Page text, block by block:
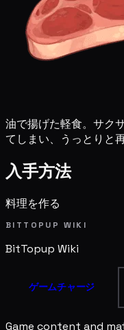
油で揚げた軽食。サク
てしまい、うっとりと
入手方法
料理を作る
BITTOPUP WIKI
BitTopup Wiki
ゲームチャージ
Game content and